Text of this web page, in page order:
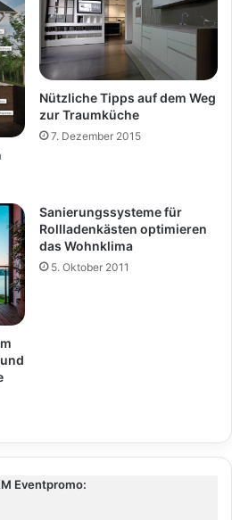
Nützliche Tipps auf dem Weg
zur Traumküche
7. Dezember 2015
Sanierungssysteme für
Rollladenkästen optimieren
das Wohnklima
5. Oktober 2011
Eventpromo: